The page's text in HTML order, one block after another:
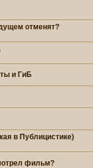
отменят?
и ГиБ
в Публицистике)
фильм?